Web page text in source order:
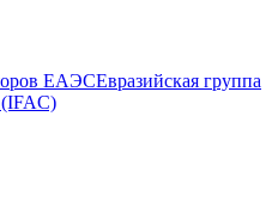
ЕАЭСЕвразийская группа